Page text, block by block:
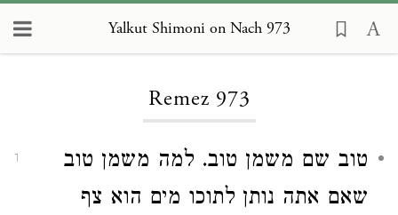
Yalkut Shimoni on Nach 973
Remez 973
1
טוב שם משמן טוב. למה משמן טוב
שאם אתה נותן לתוכו מים הוא צף